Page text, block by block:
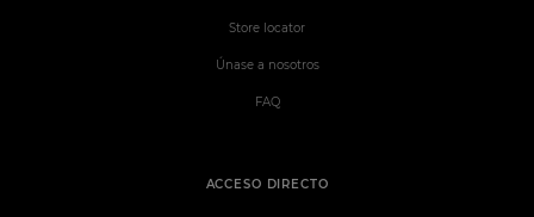
ACCESO DIRECTO
Store locator
Únase a nosotros
FAQ